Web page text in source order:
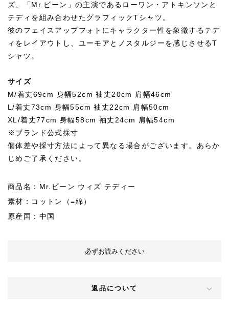
ズ、「Mr.ビーン」の主演であるローワン・アトキンソンと
テディを組み合わせたグラフィックTシャツ。
彼のフェイスアップフォトにキャラクター性を象徴するテデ
ィをレイアウトし、ユーモアとノスタルジーを感じさせるT
シャツ。
サイズ
M/着丈69cm 身幅52cm 袖丈20cm 肩幅46cm
L/着丈73cm 身幅55cm 袖丈22cm 肩幅50cm
XL/着丈77cm 身幅58cm 袖丈24cm 肩幅54cm
※ブランド公式採寸
個体差や採寸方法によって異なる場合がございます。あらか
じめご了承ください。
商品名：Mr.ビーン ウィズ テディー
素材：コットン（=綿）
原産国：中国
必ずお読みください
返品について